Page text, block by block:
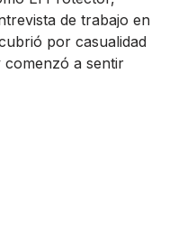
de trabajo en
por casualidad
a sentir